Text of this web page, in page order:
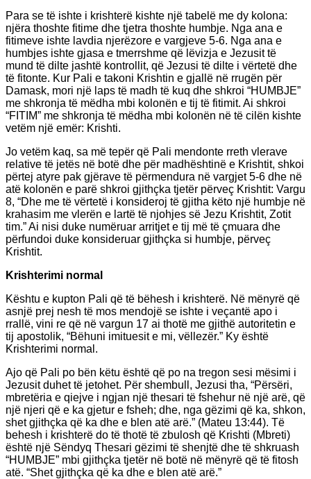
Para se të ishte i krishterë kishte një tabelë me dy kolona:
njëra thoshte fitime dhe tjetra thoshte humbje. Nga ana e
fitimeve ishte lavdia njerëzore e vargjeve 5-6. Nga ana e
humbjes ishte gjasa e tmerrshme që lëvizja e Jezusit të
mund të dilte jashtë kontrollit, që Jezusi të dilte i vërtetë dhe
të fitonte. Kur Pali e takoni Krishtin e gjallë në rrugën për
Damask, mori një laps të madh të kuq dhe shkroi “HUMBJE”
me shkronja të mëdha mbi kolonën e tij të fitimit. Ai shkroi
“FITIM” me shkronja të mëdha mbi kolonën në të cilën kishte
vetëm një emër: Krishti.
Jo vetëm kaq, sa më tepër që Pali mendonte rreth vlerave
relative të jetës në botë dhe për madhështinë e Krishtit, shkoi
përtej atyre pak gjërave të përmendura në vargjet 5-6 dhe në
atë kolonën e parë shkroi gjithçka tjetër përveç Krishtit: Vargu
8, “Dhe me të vërtetë i konsideroj të gjitha këto një humbje në
krahasim me vlerën e lartë të njohjes së Jezu Krishtit, Zotit
tim.” Ai nisi duke numëruar arritjet e tij më të çmuara dhe
përfundoi duke konsideruar gjithçka si humbje, përveç
Krishtit.
Krishterimi normal
Kështu e kupton Pali që të bëhesh i krishterë. Në mënyrë që
asnjë prej nesh të mos mendojë se ishte i veçantë apo i
rrallë, vini re që në vargun 17 ai thotë me gjithë autoritetin e
tij apostolik, “Bëhuni imituesit e mi, vëllezër.” Ky është
Krishterimi normal.
Ajo që Pali po bën këtu është që po na tregon sesi mësimi i
Jezusit duhet të jetohet. Për shembull, Jezusi tha, “Përsëri,
mbretëria e qiejve i ngjan një thesari të fshehur në një arë, që
një njeri që e ka gjetur e fsheh; dhe, nga gëzimi që ka, shkon,
shet gjithçka që ka dhe e blen atë arë.” (Mateu 13:44). Të
behesh i krishterë do të thotë të zbulosh që Krishti (Mbreti)
është një Sëndyq Thesari gëzimi të shenjtë dhe të shkruash
“HUMBJE” mbi gjithçka tjetër në botë në mënyrë që të fitosh
atë. “Shet gjithçka që ka dhe e blen atë arë.”